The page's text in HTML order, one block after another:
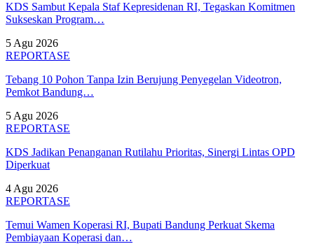
KDS Sambut Kepala Staf Kepresidenan RI, Tegaskan Komitmen
Sukseskan Program…
5 Agu 2026
REPORTASE
Tebang 10 Pohon Tanpa Izin Berujung Penyegelan Videotron,
Pemkot Bandung…
5 Agu 2026
REPORTASE
KDS Jadikan Penanganan Rutilahu Prioritas, Sinergi Lintas OPD
Diperkuat
4 Agu 2026
REPORTASE
Temui Wamen Koperasi RI, Bupati Bandung Perkuat Skema
Pembiayaan Koperasi dan…